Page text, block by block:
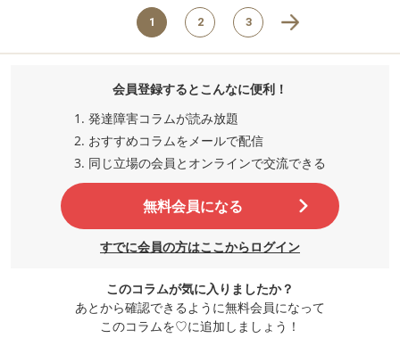
1 2 3
会員登録するとこんなに便利！
発達障害コラムが読み放題
おすすめコラムをメールで配信
同じ立場の会員とオンラインで交流できる
無料会員になる
すでに会員の方はここからログイン
このコラムが気に入りましたか？
あとから確認できるように無料会員になって
このコラムを♡に追加しましょう！